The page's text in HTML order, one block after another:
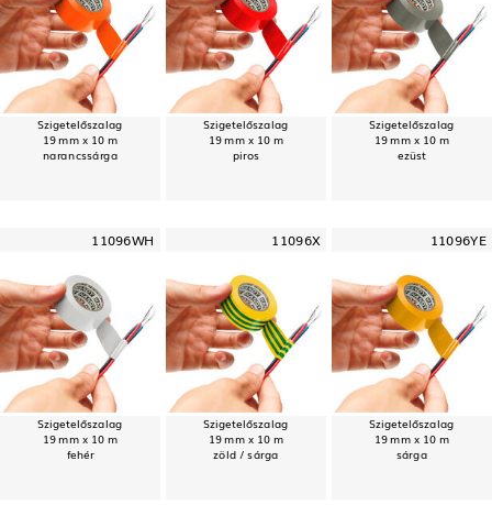
Szigetelőszalag
19 mm x 10 m
narancssárga
Szigetelőszalag
19 mm x 10 m
piros
Szigetelőszalag
19 mm x 10 m
ezüst
11096WH
Szigetelőszalag
19 mm x 10 m
fehér
11096X
Szigetelőszalag
19 mm x 10 m
zöld / sárga
11096YE
Szigetelőszalag
19 mm x 10 m
sárga